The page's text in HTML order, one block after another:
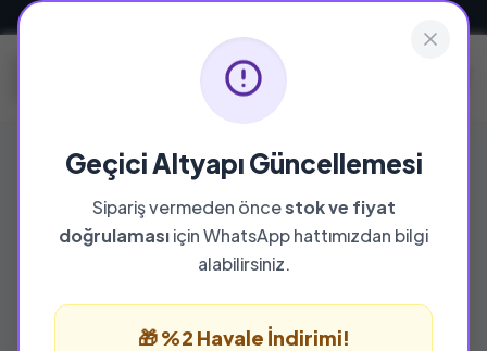
Geçici Altyapı Güncellemesi
Sipariş vermeden öncestok ve fiyat
doğrulamasıiçin WhatsApp hattımızdan bilgi
alabilirsiniz.
🎁 %2 Havale İndirimi!
%25 İNDİRİM